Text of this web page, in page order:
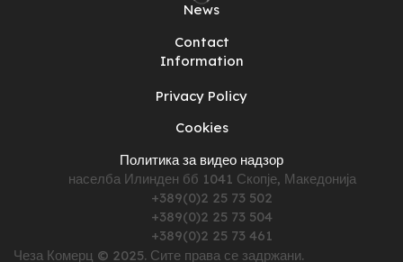
News
Contact
Information
Privacy Policy
Cookies
Политика за видео надзор
населба Илинден бб 1041 Скопје, Македонија
+389(0)2 25 73 502
+389(0)2 25 73 504
+389(0)2 25 73 461
Чеза Комерц © 2025. Сите права се задржани.